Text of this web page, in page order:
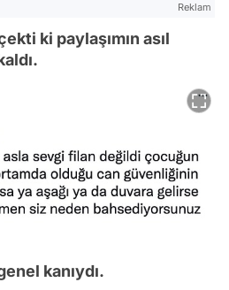
Reklam
ki paylaşımın asıl
kanıydı.